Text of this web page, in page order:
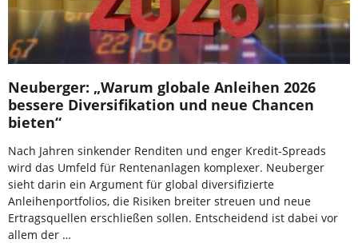
Neuberger: „Warum globale Anleihen 2026
bessere Diversifikation und neue Chancen
bieten“
Nach Jahren sinkender Renditen und enger Kredit-Spreads
wird das Umfeld für Rentenanlagen komplexer. Neuberger
sieht darin ein Argument für global diversifizierte
Anleihenportfolios, die Risiken breiter streuen und neue
Ertragsquellen erschließen sollen. Entscheidend ist dabei vor
allem der …